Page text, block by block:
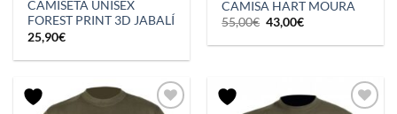
CAMISETA UNISEX
FOREST PRINT 3D JABALÍ
25,90€
CAMISA HART MOURA
55,00€ El
precio
original
43,00€El
actual